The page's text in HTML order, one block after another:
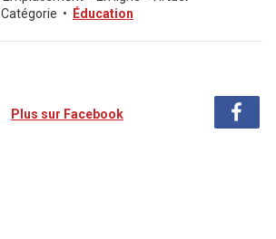
Catégorie • Éducation
Plus sur Facebook